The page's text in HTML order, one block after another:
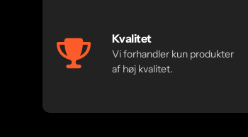
Kvalitet
Vi forhandler kun produkter
af høj kvalitet.